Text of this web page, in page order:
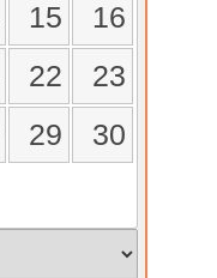
15
16
22
23
29
30